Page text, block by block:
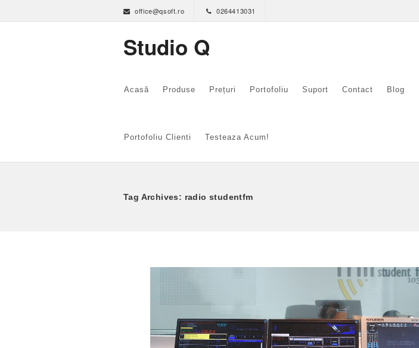
office@qsoft.ro 0264413031
Studio Q
Acasă Produse Prețuri Portofoliu Suport Contact Blog
Portofoliu Clienti Testeaza Acum!
Tag Archives: radio studentfm